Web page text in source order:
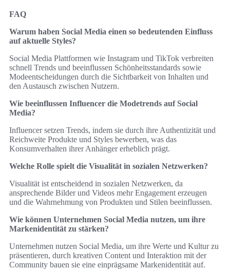
FAQ
Warum haben Social Media einen so bedeutenden Einfluss
auf aktuelle Styles?
Social Media Plattformen wie Instagram und TikTok verbreiten
schnell Trends und beeinflussen Schönheitsstandards sowie
Modeentscheidungen durch die Sichtbarkeit von Inhalten und
den Austausch zwischen Nutzern.
Wie beeinflussen Influencer die Modetrends auf Social
Media?
Influencer setzen Trends, indem sie durch ihre Authentizität und
Reichweite Produkte und Styles bewerben, was das
Konsumverhalten ihrer Anhänger erheblich prägt.
Welche Rolle spielt die Visualität in sozialen Netzwerken?
Visualität ist entscheidend in sozialen Netzwerken, da
ansprechende Bilder und Videos mehr Engagement erzeugen
und die Wahrnehmung von Produkten und Stilen beeinflussen.
Wie können Unternehmen Social Media nutzen, um ihre
Markenidentität zu stärken?
Unternehmen nutzen Social Media, um ihre Werte und Kultur zu
präsentieren, durch kreativen Content und Interaktion mit der
Community bauen sie eine einprägsame Markenidentität auf.